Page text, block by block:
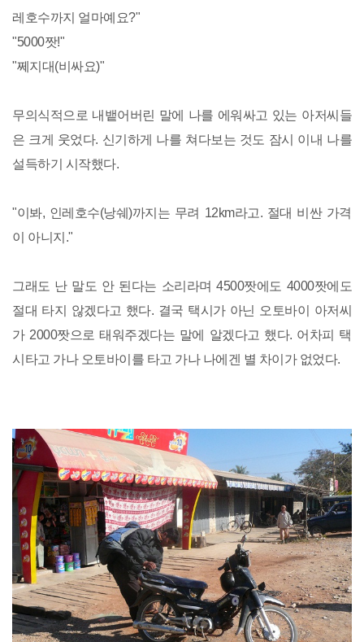
레호수까지 얼마예요?"
"5000짯!"
"쩨지대(비싸요)"
무의식적으로 내뱉어버린 말에 나를 에워싸고 있는 아저씨들
은 크게 웃었다. 신기하게 나를 쳐다보는 것도 잠시 이내 나를
설득하기 시작했다.
"이봐, 인레호수(낭쉐)까지는 무려 12km라고. 절대 비싼 가격
이 아니지."
그래도 난 말도 안 된다는 소리라며 4500짯에도 4000짯에도
절대 타지 않겠다고 했다. 결국 택시가 아닌 오토바이 아저씨
가 2000짯으로 태워주겠다는 말에 알겠다고 했다. 어차피 택
시타고 가나 오토바이를 타고 가나 나에겐 별 차이가 없었다.